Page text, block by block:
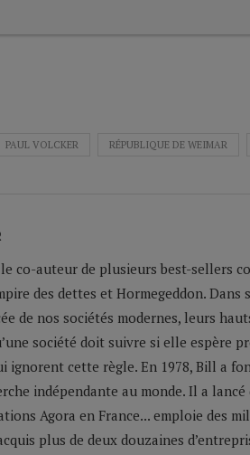
PAUL VOLCKER RÉPUBLIQUE DE WEIMAR
co-auteur de plusieurs best-sellers
des dettes et Hormegeddon.
de nos sociétés modernes, leurs
société doit suivre si elle espère
ignorent cette règle. En 1978, Bill a
indépendante au monde. Il a
Agora en France... emploie des
plus de deux douzaines